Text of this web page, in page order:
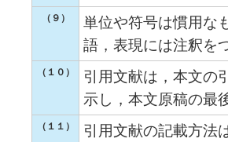
（９）
単位や符号は慣用な
語，表現には注釈を
（１０）
引用文献は，本文の
示し，本文原稿の最
（１１） 引用文献の記載方法